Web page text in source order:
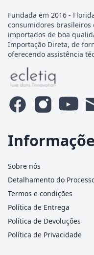
Fundada em 2016 -
consumidores
importados de boa
Importação Direta, de
oferecendo assistência
Sobre nós
Detalhamento do
Termos e condições
Política de Entrega
Política de Devoluções
Política de Privacidade